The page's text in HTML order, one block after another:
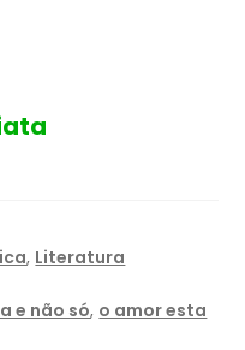
, Literatura
e não só, o amor esta